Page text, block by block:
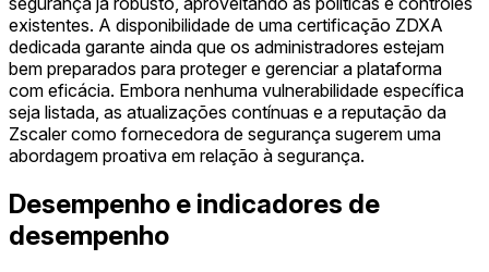
existentes. A disponibilidade de uma certificação ZDXA
dedicada garante ainda que os administradores estejam
bem preparados para proteger e gerenciar a plataforma
com eficácia. Embora nenhuma vulnerabilidade específica
seja listada, as atualizações contínuas e a reputação da
Zscaler como fornecedora de segurança sugerem uma
abordagem proativa em relação à segurança.
Desempenho e indicadores de
desempenho